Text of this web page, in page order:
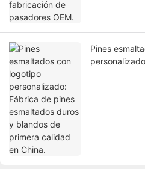
Pines